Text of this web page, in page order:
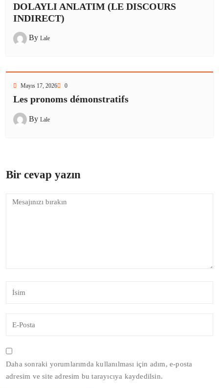
DOLAYLI ANLATIM (LE DISCOURS
INDIRECT)
By Lale
Mayıs 17, 2026 0
Les pronoms démonstratifs
By Lale
Bir cevap yazın
Daha sonraki yorumlarımda kullanılması için adım, e-posta
adresim ve site adresim bu tarayıcıya kaydedilsin.